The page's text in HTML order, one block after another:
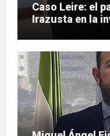
Caso Leire: el
Irazusta en la
sobre Tubos